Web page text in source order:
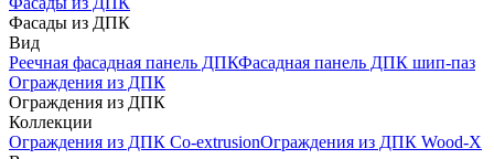
Фасады из ДПК
Вид
Реечная фасадная панель ДПКФасадная панель ДПК шип-паз
Ограждения из ДПК
Ограждения из ДПК
Коллекции
Ограждения из ДПК Co-extrusionОграждения из ДПК Wood-X